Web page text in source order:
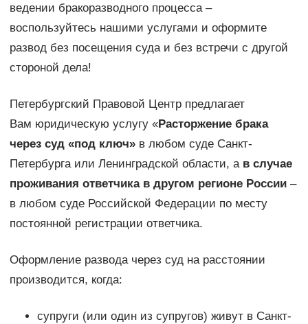
ведении бракоразводного процесса –
воспользуйтесь нашими услугами и оформите
развод без посещения суда и без встречи с другой
стороной дела!
Петербургский Правовой Центр предлагает
Вам юридическую услугу «Расторжение брака
через суд «под ключ»в любом суде Санкт-
Петербурга или Ленинградской области, а в случае
проживания ответчика в другом регионе России–
в любом суде Российской Федерации по месту
постоянной регистрации ответчика.
Оформление развода через суд на расстоянии
производится, когда:
супруги (или один из супругов) живут в Санкт-